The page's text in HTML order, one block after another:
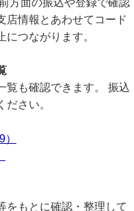
方面の振込や登録で確認
店情報とあわせてコード
つながります。
覧も確認できます。 振込
さい。
をもとに確認・整理して